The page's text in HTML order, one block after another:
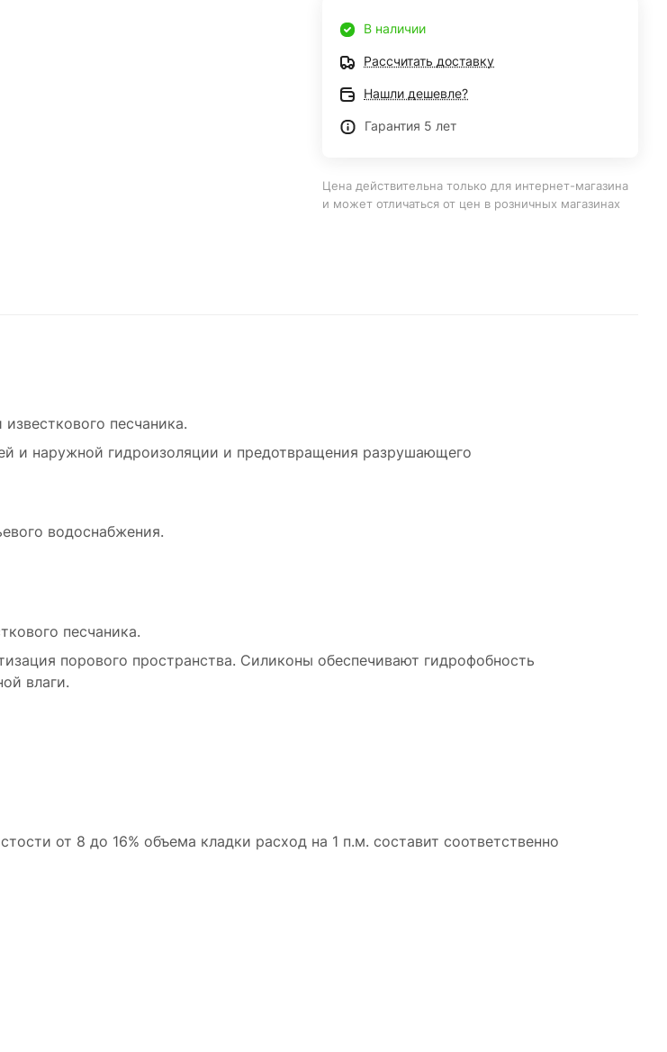
В наличии
Рассчитать доставку
Нашли дешевле?
Гарантия 5 лет
Цена действительна только для интернет-магазина
и может отличаться от цен в розничных магазинах
песчаника.
и наружной гидроизоляции и предотвращения разрушающего
водоснабжения.
песчаника.
порового пространства. Силиконы обеспечивают гидрофобность
влаги.
от 8 до 16% объема кладки расход на 1 п.м. составит соответственно